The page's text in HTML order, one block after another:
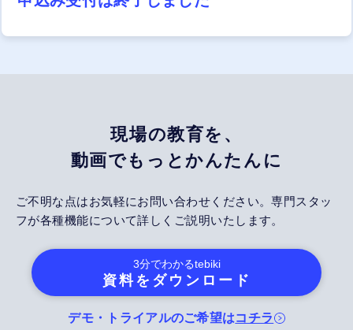
現場の教育を、
動画でもっとかんたんに
ご不明な点はお気軽にお問い合わせください。専門スタッ
フが各種機能について詳しくご説明いたします。
3分でわかるtebiki
資料をダウンロード
デモ・トライアルのご希望はコチラ